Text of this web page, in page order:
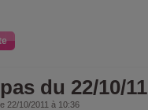
du 22/10/11
22/10/2011 à 10:36